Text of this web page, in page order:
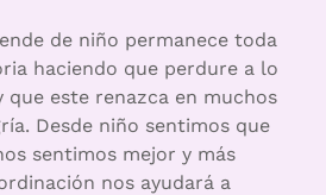
de niño permanece toda
haciendo que perdure a lo
que este renazca en muchos
Desde niño sentimos que
sentimos mejor y más
nos ayudará a